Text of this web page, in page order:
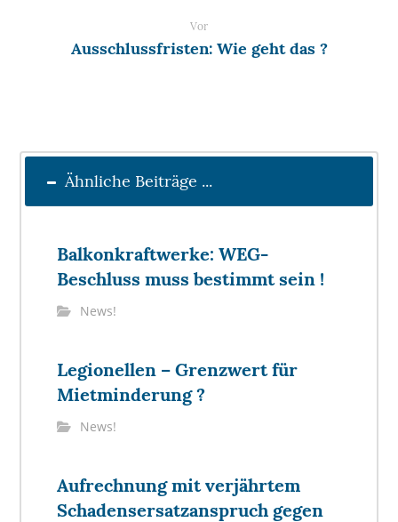
Vor
Ausschlussfristen: Wie geht das ?
Ähnliche Beiträge ...
Balkonkraftwerke: WEG-
Beschluss muss bestimmt sein !
News!
Legionellen – Grenzwert für
Mietminderung ?
News!
Aufrechnung mit verjährtem
Schadensersatzanspruch gegen